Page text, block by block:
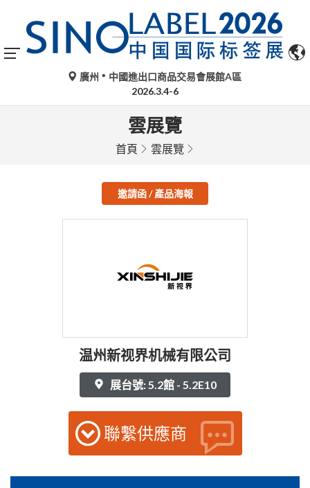
廣州
中國進出口商品交易會展館A區
2026.3.4-6
雲展覽
首頁 雲展覽
邀請函 / 產品海報
温州新视界机械有限公司
展台號: 5.2館 - 5.2E10
聯繫供應商